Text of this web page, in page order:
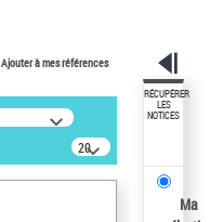
Ajouter à mes références
20
résultats/page
RÉCUPÉRER
LES
NOTICES
Ma